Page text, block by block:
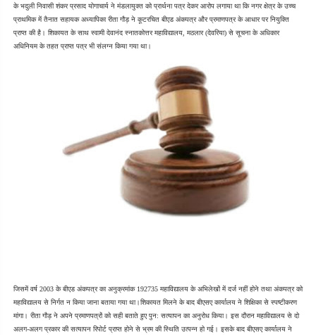
के भदुली निवासी शंकर प्रसाद योगाचार्य ने मंडलायुक्त को प्रार्थना पत्र देकर आरोप लगाया था कि नगर क्षेत्र के उच्च
प्राथमिक में तैनात सहायक अध्यापिका रीता गौड़ ने कूटरचित बीएड अंकपत्र और प्रमाणपत्र के आधार पर नियुक्ति
प्राप्त की है। शिकायत के साथ स्वामी देवानंद स्नातकोत्तर महाविद्यालय, मठलार (देवरिया) से सूचना के अधिकार
अधिनियम के तहत प्राप्त पत्र भी संलग्न किया गया था।
जिसमें वर्ष 2003 के बीएड अंकपत्र का अनुक्रमांक 192735 महाविद्यालय के अभिलेखों में दर्ज नहीं होने तथा अंकपत्र को
महाविद्यालय से निर्गत न किया जाना बताया गया था।शिकायत मिलने के बाद बीएसए कार्यालय ने शिक्षिका से स्पष्टीकरण
मांगा। रीता गौड़ ने अपने प्रमाणपत्रों को सही बताते हुए पुन: सत्यापन का अनुरोध किया। इस दौरान महाविद्यालय से दो
अलग-अलग प्रकार की सत्यापन रिपोर्ट प्राप्त होने से भ्रम की स्थिति उत्पन्न हो गई। इसके बाद बीएसए कार्यालय ने